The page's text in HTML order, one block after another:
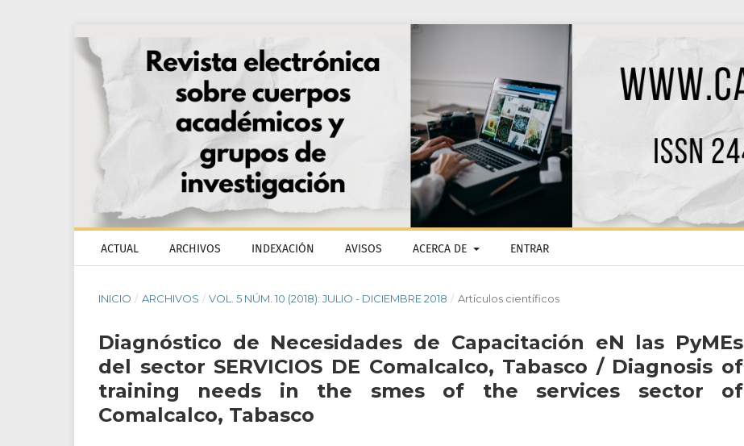
ACTUAL ARCHIVOS INDEXACIÓN AVISOS ACERCA DE ENTRAR
INICIO / ARCHIVOS / VOL. 5 NÚM. 10 (2018): JULIO - DICIEMBRE 2018 / Artículos científicos
Diagnóstico de Necesidades de Capacitación eN las PyMEs
del sector SERVICIOS DE Comalcalco, Tabasco / Diagnosis of
training needs in the smes of the services sector of
Comalcalco, Tabasco